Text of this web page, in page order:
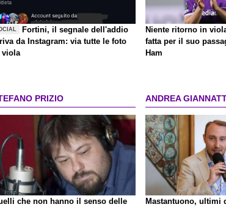
Fortini, il segnale dell'addio
da Instagram: via tutte le foto
viola
Niente ritorno in
fatta per il suo
Ham
PRIZIO
che non hanno il senso delle
ANDREA
Mastantuono, ultimi